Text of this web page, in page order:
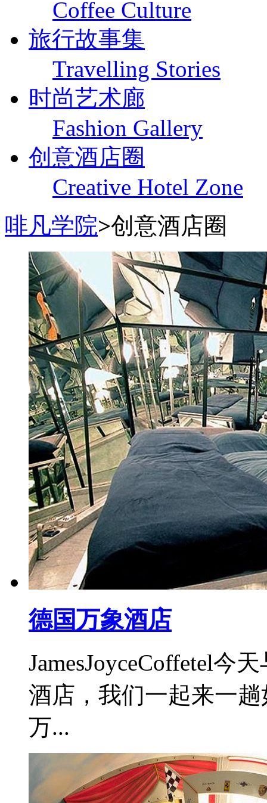
Coffee Culture
旅行故事集
Travelling Stories
时尚艺术廊
Fashion Gallery
创意酒店圈
Creative Hotel Zone
啡凡学院>创意酒店圈
德国万象酒店
JamesJoyceCoffetel今
酒店，我们一起来一
万...